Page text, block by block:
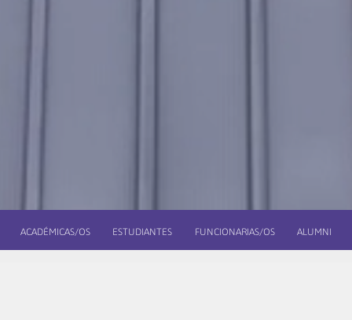
ACADÉMICAS/OS ESTUDIANTES FUNCIONARIAS/OS ALUMNI